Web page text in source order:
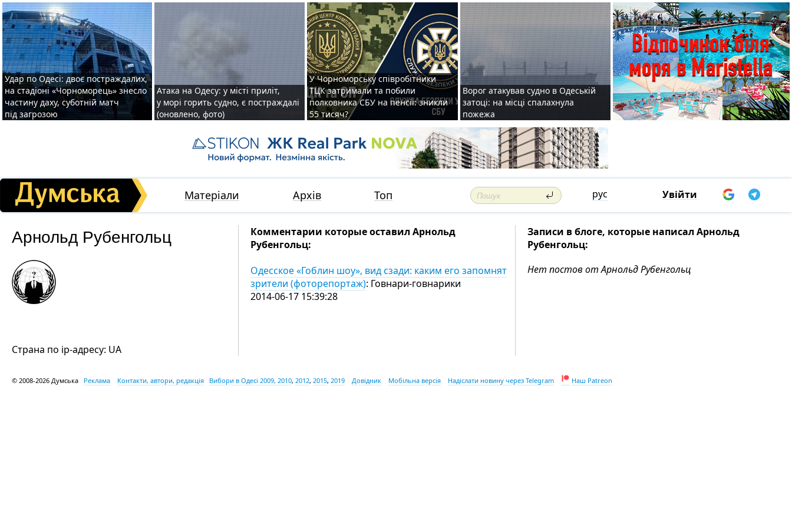
Удар по Одесі: двоє постраждалих,
на стадіоні «Чорноморець» знесло
частину даху, суботній матч
під загрозою
Атака на Одесу: у місті приліт,
у морі горить судно, є постраждалі
(оновлено, фото)
У Чорноморську співробітники
ТЦК затримали та побили
полковника СБУ на пенсії: зникли
55 тисяч?
Ворог атакував судно в Одеській
затоці: на місці спалахнула
пожежа
Матеріали Архів Топ рус Увійти
Арнольд Рубенгольц
Страна по ip-адресу: UA
Комментарии которые оставил Арнольд
Рубенгольц:
Одесское «Гоблин шоу», вид сзади: каким его запомнят
зрители (фоторепортаж): Говнари-говнарики
2014-06-17 15:39:28
Записи в блоге, которые написал Арнольд
Рубенгольц:
Нет постов от Арнольд Рубенгольц
© 2008-2026 Думська Реклама Контакти, автори, редакція Вибори в Одесі 2009, 2010, 2012, 2015, 2019 Довідник Мобільна версія Надіслати новину через Telegram Наш Patreon